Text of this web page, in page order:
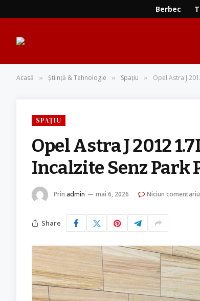
Berbec
Acasă » Știință & Tehnologie » Spațiu » Opel Astra J
SPAȚIU
Opel Astra J 2012
Incalzite Senz
Prin admin mai 6, 2026 Niciun comentariu
Share